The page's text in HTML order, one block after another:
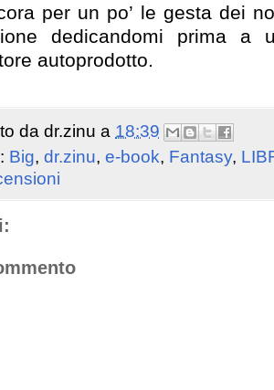
per un po’ le gesta dei
dedicandomi prima a
autoprodotto.
da dr.zinu a 18:39
Big, dr.zinu, e-book, Fantasy,